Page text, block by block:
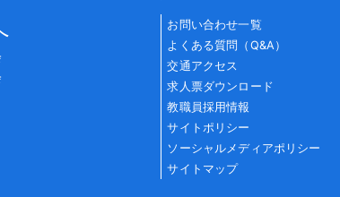
お問い合わせ一覧
よくある質問（Q&A）
交通アクセス
求人票ダウンロード
教職員採用情報
サイトポリシー
ソーシャルメディアポリシー
サイトマップ